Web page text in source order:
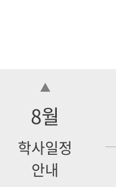
8월
학사일정
안내